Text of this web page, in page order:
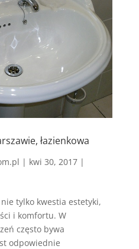
łazienkowa
| kwi 30, 2017|
tylko kwestia estetyki,
i komfortu. W
często bywa
odpowiednie